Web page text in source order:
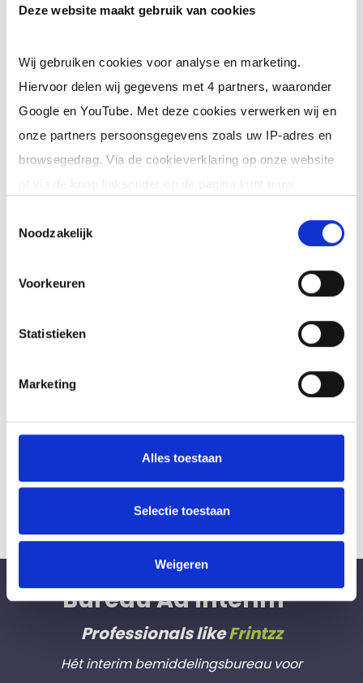
Deze website maakt gebruik van cookies
Wij gebruiken cookies voor analyse en marketing.
Hiervoor delen wij gegevens met 4 partners, waaronder
Google en YouTube. Met deze cookies verwerken wij en
onze partners persoonsgegevens zoals uw IP-adres en
browsegedrag. Via de cookieverklaring op onze website
of via de knop linksonder op de pagina kunt u uw
doeleinden.
Noodzakelijk
Voorkeuren
Statistieken
Marketing
Alles toestaan
Selectie toestaan
Weigeren
Kennis van groupage / FTL / distributie.
Je bent stressbestendig en denkt in
oplossingen.
Goede communicatieve vaardigheden in
zowel Nederlands als Engels.
en Excel).
Ervaring als transportplanner in de AGF, ervaring met TMS
Meer informatie verstrekken we bij interesse.
reageren op deze uitdagende
Stuur een email aaninfo@bureauadinterim.nl
(o.v.v. vacaturenummer85214)
Bureau Ad Interim ®
Professionals likeFrintzz
Hét interim bemiddelingsbureau voor